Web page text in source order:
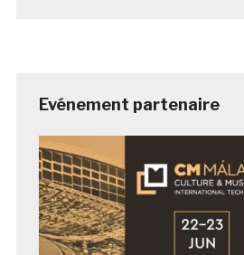
Evénement partenaire